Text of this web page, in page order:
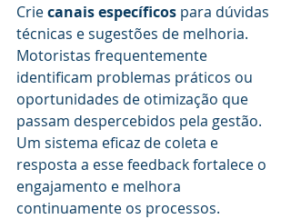
Crie canais específicos para dúvidas
técnicas e sugestões de melhoria.
Motoristas frequentemente
identificam problemas práticos ou
oportunidades de otimização que
passam despercebidos pela gestão.
Um sistema eficaz de coleta e
resposta a esse feedback fortalece o
engajamento e melhora
continuamente os processos.